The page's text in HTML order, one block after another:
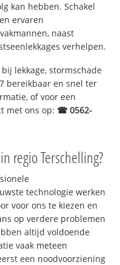
kan hebben. Schakel
ervaren
naast
verhelpen.
lekkage, stormschade
bereikbaar en snel ter
of voor een
met ons op: ☎ 0562-
in regio Terschelling?
technologie werken
voor ons te kiezen en
op verdere problemen
altijd voldoende
vaak meteen
een noodvoorziening